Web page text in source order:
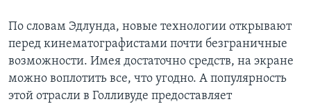
По словам Эдлунда, новые технологии открывают
перед кинематографистами почти безграничные
возможности. Имея достаточно средств, на экране
можно воплотить все, что угодно. А популярность
этой отрасли в Голливуде предоставляет